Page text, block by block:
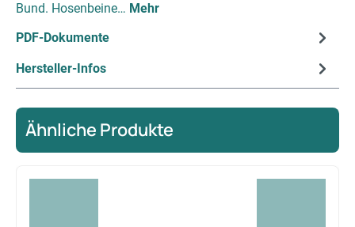
Bund. Hosenbeine… Mehr
PDF-Dokumente
Hersteller-Infos
Ähnliche Produkte